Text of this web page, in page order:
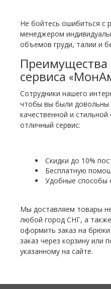
Не бойтесь ошибиться с
менеджером
объемов груди, талии и
Преимущества
сервиса
Сотрудники нашего
чтобы вы были довольны
качественной и
отличный сервис:
Скидки до 10%
Бесплатную
Удобные способы
Мы доставляем товары
любой город СНГ, а
оформить заказ на
заказ через корзину или
указанному на сайте.